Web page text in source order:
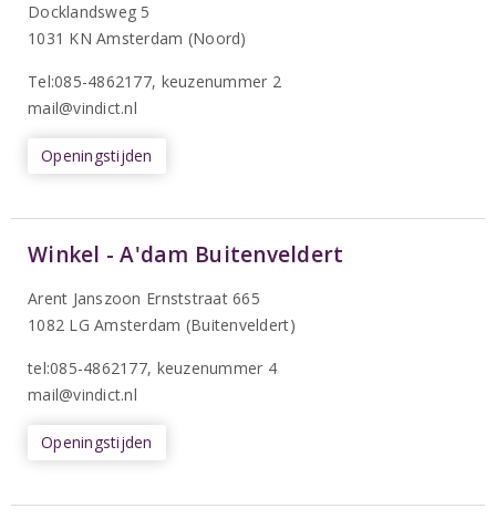
Docklandsweg 5
1031 KN Amsterdam (Noord)
Tel:085-4862177, keuzenummer 2
mail@vindict.nl
Openingstijden
Winkel - A'dam Buitenveldert
Arent Janszoon Ernststraat 665
1082 LG Amsterdam (Buitenveldert)
tel:085-4862177, keuzenummer 4
mail@vindict.nl
Openingstijden